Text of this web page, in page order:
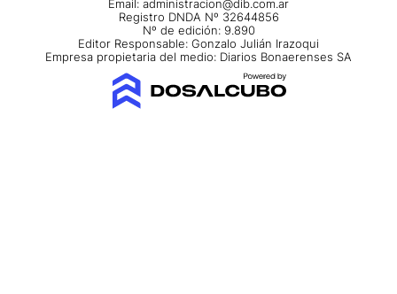
Email: administracion@dib.com.ar
Registro DNDA Nº 32644856
Nº de edición: 9.890
Editor Responsable: Gonzalo Julián Irazoqui
Empresa propietaria del medio: Diarios Bonaerenses SA